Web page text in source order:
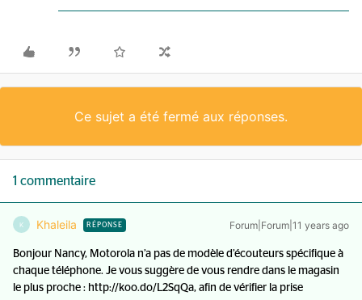
Ce sujet a été fermé aux réponses.
1 commentaire
K Khaleila RÉPONSE Forum|Forum|11 years ago
Bonjour Nancy, Motorola n’a pas de modèle d’écouteurs spécifique à
chaque téléphone. Je vous suggère de vous rendre dans le magasin
le plus proche : http://koo.do/L2SqQa, afin de vérifier la prise